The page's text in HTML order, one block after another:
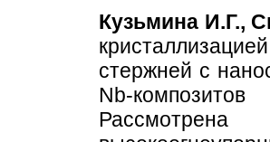
Кузьмина И.Г.,
стержней с
Nb-композитов
Рассмотрена